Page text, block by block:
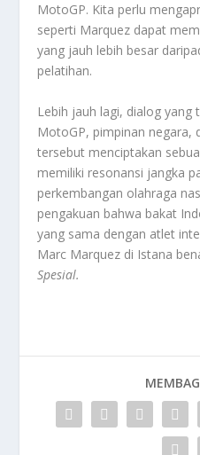
MotoGP. Kita perlu
seperti Marquez dapat
yang jauh lebih besar
pelatihan.
Lebih jauh lagi, dialog yang
MotoGP, pimpinan negara,
tersebut menciptakan
memiliki resonansi jangka
perkembangan olahraga
pengakuan bahwa bakat
yang sama dengan atlet
Marc Marquez di Istana
Spesial.